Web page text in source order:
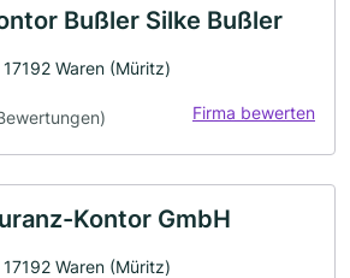
Bußler Silke Bußler
Waren (Müritz)
Firma bewerten
Kontor GmbH
Waren (Müritz)